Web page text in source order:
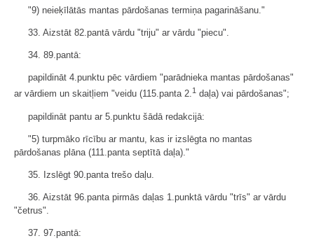
"9) neieķīlātās mantas pārdošanas termiņa pagarināšanu."
33. Aizstāt 82.pantā vārdu "triju" ar vārdu "piecu".
34. 89.pantā:
papildināt 4.punktu pēc vārdiem "parādnieka mantas pārdošanas"
ar vārdiem un skaitļiem "veidu (115.panta 2.1 daļa) vai pārdošanas";
papildināt pantu ar 5.punktu šādā redakcijā:
"5) turpmāko rīcību ar mantu, kas ir izslēgta no mantas
pārdošanas plāna (111.panta septītā daļa)."
35. Izslēgt 90.panta trešo daļu.
36. Aizstāt 96.panta pirmās daļas 1.punktā vārdu "trīs" ar vārdu
"četrus".
37. 97.pantā: